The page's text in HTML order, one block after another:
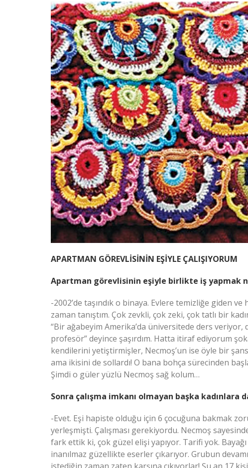
APARTMAN GÖREVLİSİNİN EŞİYLE ÇALIŞIYORUM
Apartman görevlisinin eşiyle birlikte iş yapmak
-2002’de taşındık o binaya. Evlere temizliğe giden
zaman tanıştım. Çok zevkli, çok zeki, çok tatlı bir
“Bir ağabeyim Amerika’da üniversitede ders
profesör” deyince şaşırdım. Hatta itiraf ediyorum
kendilerini yetiştirmişler, Necmoş’un ise öyle bir
ama ikisini de sollardı! O bana bohça sürecinden
Şimdi o güler yüzlü Necmoş sağ kolum…
Sonra çalışma imkanı olmayan başka kadınlara
-Evet. Eşi hapiste olduğu için 6 çocuğuna bakmak
yerleşmişti. Çalışması gerekiyordu. Necmoş
fark ettik ki, çok güzel elişi yapıyor. Tarifi yok.
inanılmaz güzellikte eserler çıkarıyor. Grubun